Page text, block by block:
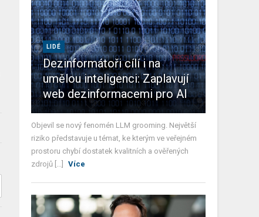
LIDÉ
Dezinformátoři cílí i na
umělou inteligenci: Zaplavují
web dezinformacemi pro AI
Objevil se nový fenomén LLM grooming. Největší
riziko představuje u témat, ke kterým ve veřejném
prostoru chybí dostatek kvalitních a ověřených
zdrojů [...]
Více